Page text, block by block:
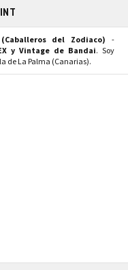
del Zodiaco) -
y Vintage de Bandai. Soy
de La Palma (Canarias).